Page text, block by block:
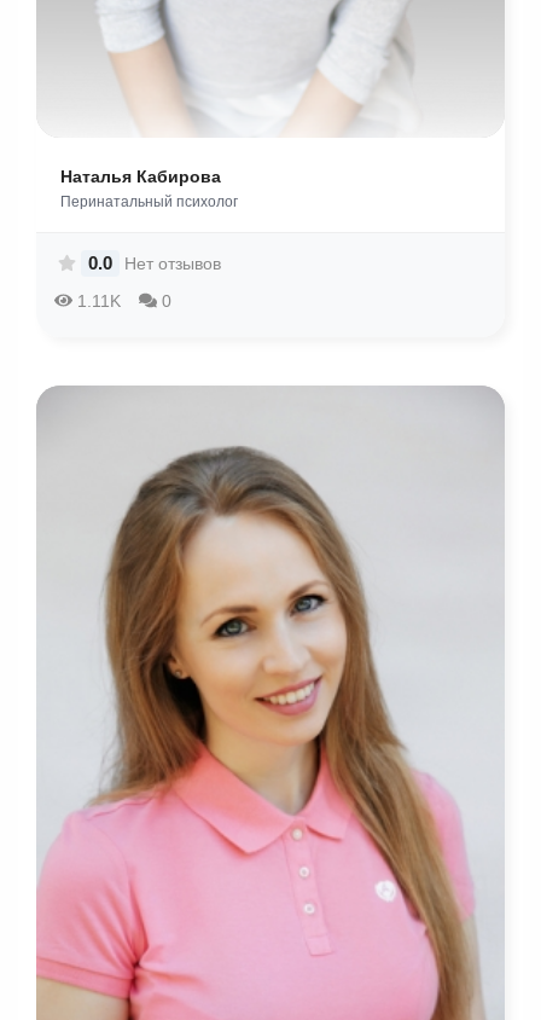
Наталья Кабирова
Перинатальный психолог
1.11K 0
0.0 Нет отзывов